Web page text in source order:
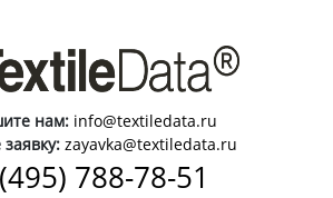
нам: info@textiledata.ru
zayavka@textiledata.ru
788-78-51